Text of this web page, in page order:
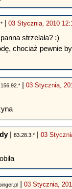
| 03 Stycznia, 2010
strzelała? :)
chociaż pewnie
| 03 Stycznia,
| 83.28.3.* | 03
| 03 Stycznia,